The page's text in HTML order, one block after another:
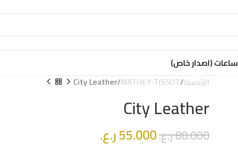
ساعات (اصدار خاص)
الرئيسية MATHEY-TISSOT
City Leather
City Leather
80.000ر.ع.55.000ر.ع.